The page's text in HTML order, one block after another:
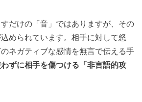
だけの「音」ではありますが、その
められています。相手に対して怒
ネガティブな感情を無言で伝える手
ずに相手を傷つける「非言語的攻